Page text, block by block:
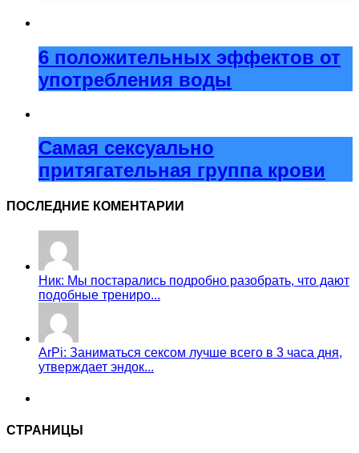
6 положительных эффектов от
употребления воды
Самая сексуально
притягательная группа крови
ПОСЛЕДНИЕ КОМЕНТАРИИ
Ник: Мы постарались подробно разобрать, что дают
подобные трениро...
ArPi: Заниматься сексом лучше всего в 3 часа дня,
утверждает эндок...
СТРАНИЦЫ